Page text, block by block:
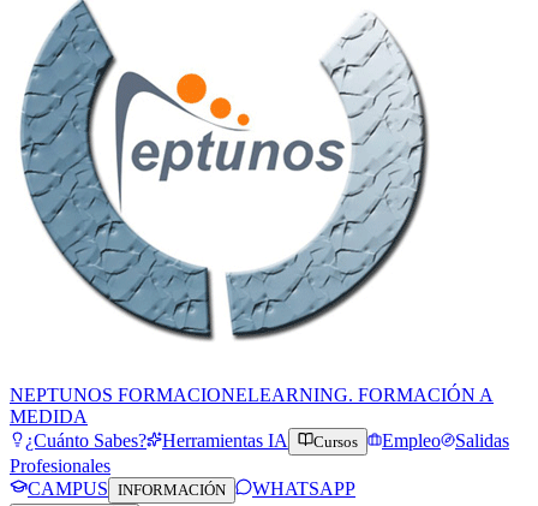
NEPTUNOS FORMACIONELEARNING. FORMACIÓN A
MEDIDA
¿Cuánto Sabes?
Herramientas IA Cursos Empleo
Salidas
Profesionales
CAMPUS INFORMACIÓN WHATSAPP